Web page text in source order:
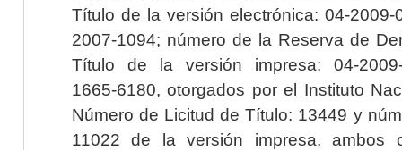
Título de la versión electrónica: 04-2009-
2007-1094; número de la Reserva de
Título de la versión impresa: 04-2009-
1665-6180, otorgados por el Instituto
Número de Licitud de Título: 13449 y
11022 de la versión impresa, ambos